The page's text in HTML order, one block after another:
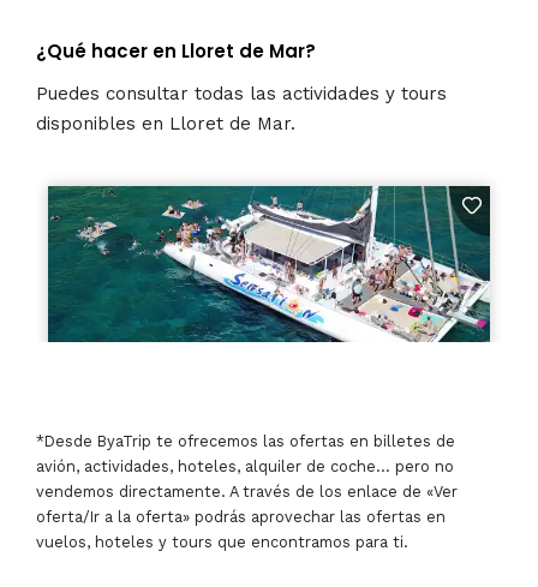
¿Qué hacer en Lloret de Mar?
Puedes consultar todas las actividades y tours
disponibles en Lloret de Mar.
*Desde ByaTrip te ofrecemos las ofertas en billetes de
avión, actividades, hoteles, alquiler de coche… pero no
vendemos directamente. A través de los enlace de «Ver
oferta/Ir a la oferta» podrás aprovechar las ofertas en
vuelos, hoteles y tours que encontramos para ti.